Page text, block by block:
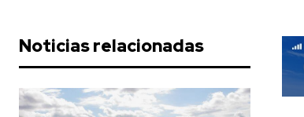
Noticias relacionadas